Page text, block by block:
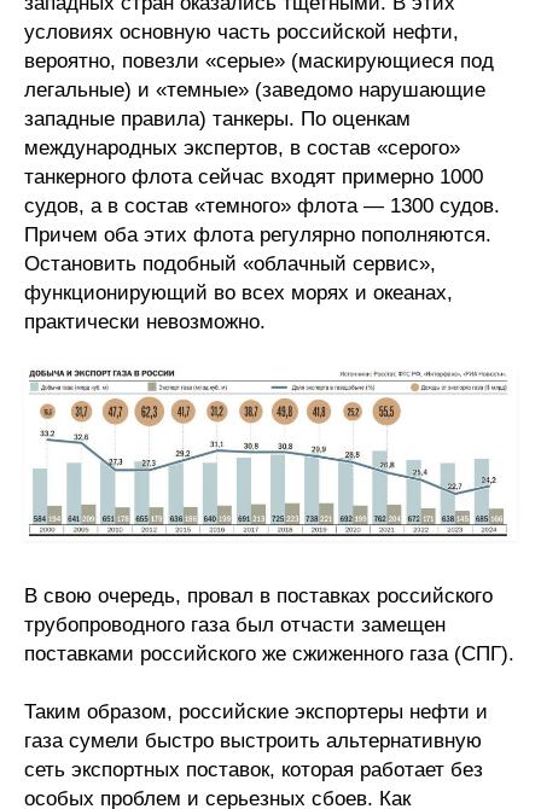
условиях основную часть российской нефти,
вероятно, повезли «серые» (маскирующиеся под
легальные) и «темные» (заведомо нарушающие
западные правила) танкеры. По оценкам
международных экспертов, в состав «серого»
танкерного флота сейчас входят примерно 1000
судов, а в состав «темного» флота — 1300 судов.
Причем оба этих флота регулярно пополняются.
Остановить подобный «облачный сервис»,
функционирующий во всех морях и океанах,
практически невозможно.
В свою очередь, провал в поставках российского
трубопроводного газа был отчасти замещен
поставками российского же сжиженного газа (СПГ).
Таким образом, российские экспортеры нефти и
газа сумели быстро выстроить альтернативную
сеть экспортных поставок, которая работает без
особых проблем и серьезных сбоев. Как